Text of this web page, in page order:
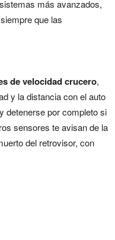
más avanzados,
que las
de velocidad crucero,
y la distancia con el auto
detenerse por completo si
sensores te avisan de la
del retrovisor, con